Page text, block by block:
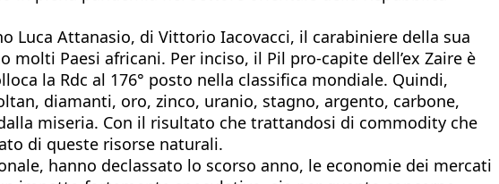
Luca Attanasio, di Vittorio Iacovacci, il carabiniere della sua
Paesi africani. Per inciso, il Pil pro-capite dell’ex Zaire è
la Rdc al 176° posto nella classifica mondiale. Quindi,
diamanti, oro, zinco, uranio, stagno, argento, carbone,
miseria. Con il risultato che trattandosi di commodity che
di queste risorse naturali.
hanno declassato lo scorso anno, le economie dei mercati